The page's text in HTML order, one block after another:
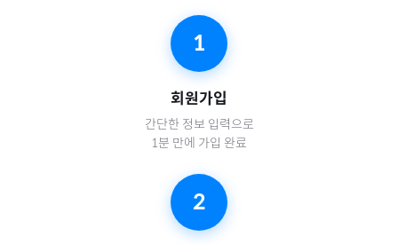
1
회원가입
간단한 정보 입력으로
1분 만에 가입 완료
2